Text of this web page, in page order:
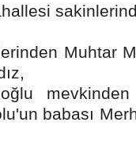
Muhtar
babası